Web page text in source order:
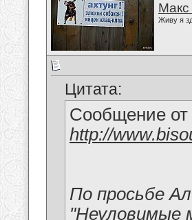
Макс
Живу я
Цитата:
Сообщение от
http://
По просьбе
"Неуловимые